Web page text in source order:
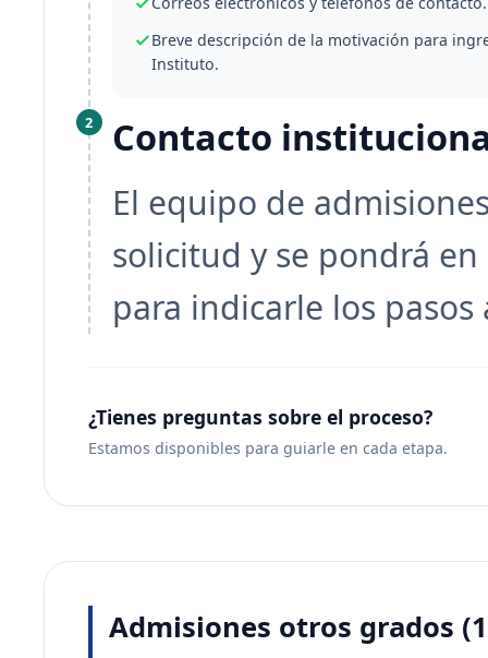
Breve descripción de la motivación para
Instituto.
2 Contacto
El equipo de
solicitud y se pondrá
para indicarle los pasos
¿Tienes preguntas sobre el proceso?
Estamos disponibles para guiarle en cada etapa.
Admisiones otros grados